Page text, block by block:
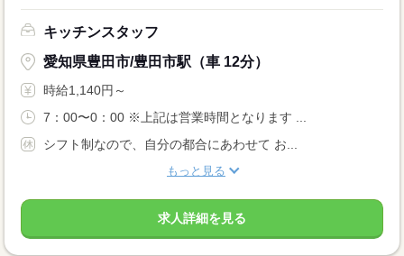
キッチンスタッフ
愛知県豊田市/豊田市駅（車 12分）
時給1,140円～
7：00〜0：00 ※上記は営業時間となります ...
シフト制なので、自分の都合にあわせて お...
もっと見る
求人詳細を見る